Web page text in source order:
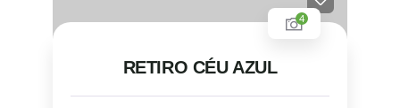
4
RETIRO CÉU AZUL